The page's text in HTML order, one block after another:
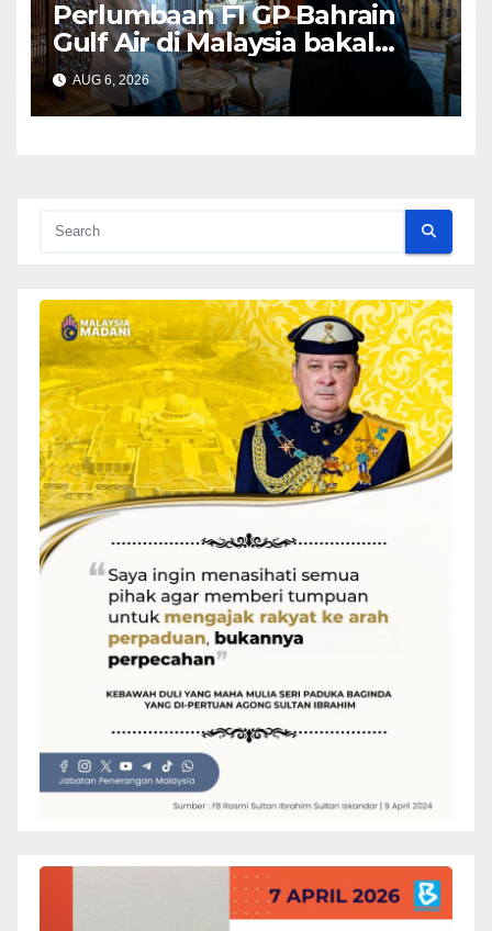
Perlumbaan F1 GP Bahrain
Gulf Air di Malaysia bakal
bawa limpahan ekonomi
besar – PM
AUG 6, 2026